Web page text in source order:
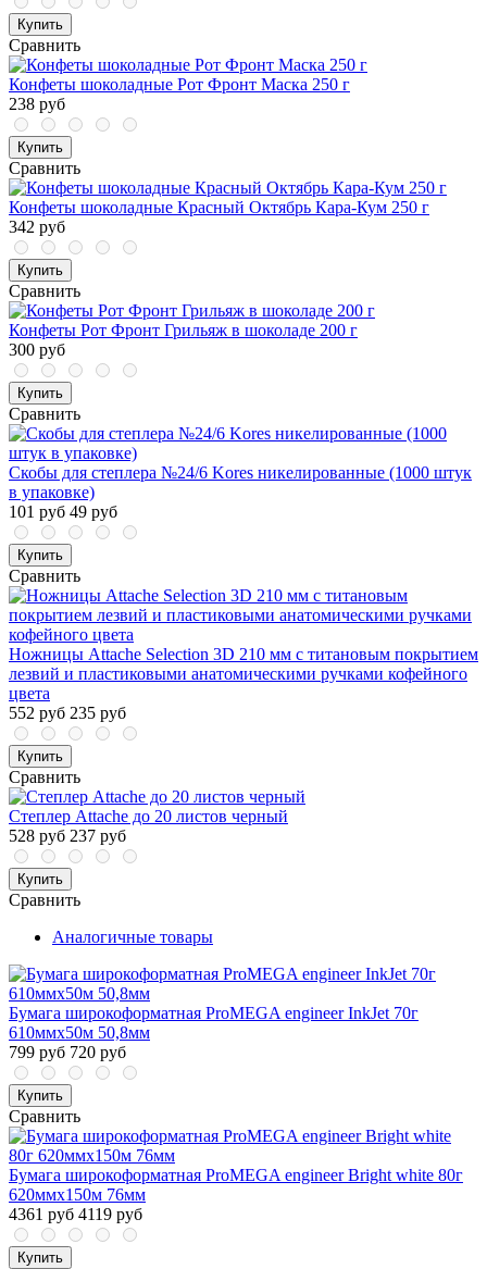
Купить
Сравнить
Конфеты шоколадные Рот Фронт Маска 250 г
238 руб
Купить
Сравнить
Конфеты шоколадные Красный Октябрь Кара-Кум 250 г
342 руб
Купить
Сравнить
Конфеты Рот Фронт Грильяж в шоколаде 200 г
300 руб
Купить
Сравнить
Скобы для степлера №24/6 Kores никелированные (1000 штук
в упаковке)
101 руб 49 руб
Купить
Сравнить
Ножницы Attache Selection 3D 210 мм с титановым покрытием
лезвий и пластиковыми анатомическими ручками кофейного
цвета
552 руб 235 руб
Купить
Сравнить
Степлер Attache до 20 листов черный
528 руб 237 руб
Купить
Сравнить
Аналогичные товары
Бумага широкоформатная ProMEGA engineer InkJet 70г
610ммх50м 50,8мм
799 руб 720 руб
Купить
Сравнить
Бумага широкоформатная ProMEGA engineer Bright white 80г
620ммх150м 76мм
4361 руб 4119 руб
Купить